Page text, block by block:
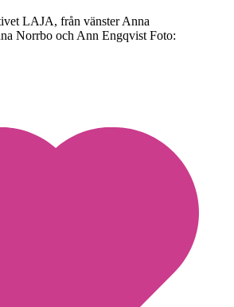
LAJA, från vänster Anna
Norrbo och Ann Engqvist Foto: